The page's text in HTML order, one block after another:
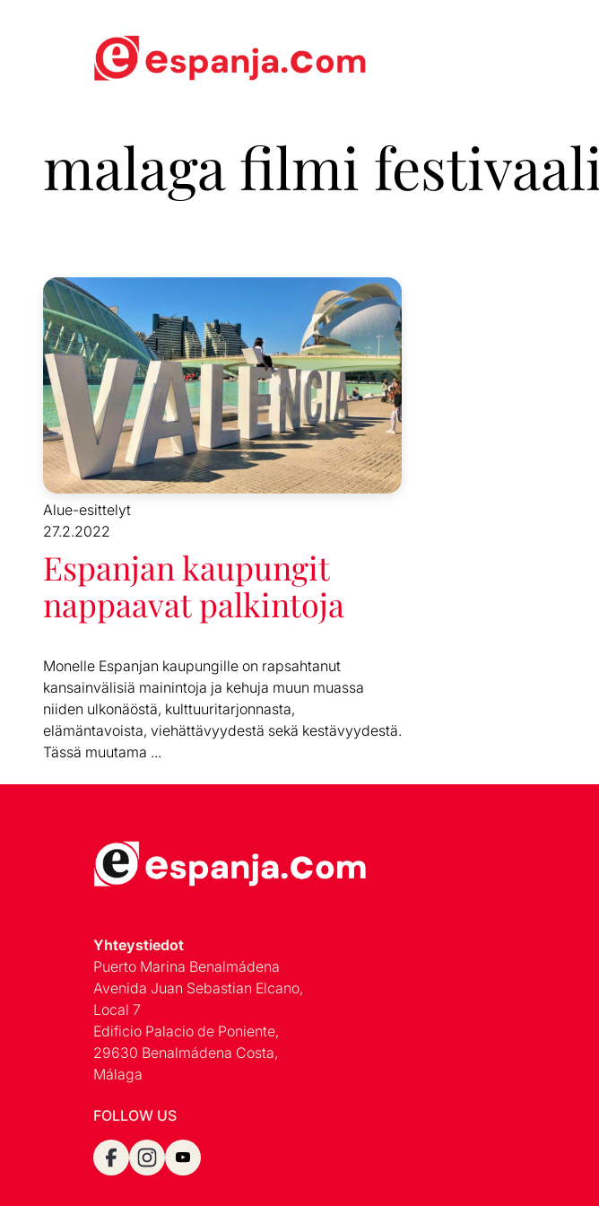
malaga filmi festivaali
Alue-esittelyt
27.2.2022
Espanjan kaupungit
nappaavat palkintoja
Monelle Espanjan kaupungille on rapsahtanut
kansainvälisiä mainintoja ja kehuja muun muassa
niiden ulkonäöstä, kulttuuritarjonnasta,
elämäntavoista, viehättävyydestä sekä kestävyydestä.
Tässä muutama ...
Yhteystiedot
Puerto Marina Benalmádena
Avenida Juan Sebastian Elcano,
Local 7
Edificio Palacio de Poniente,
29630 Benalmádena Costa,
Málaga
FOLLOW US